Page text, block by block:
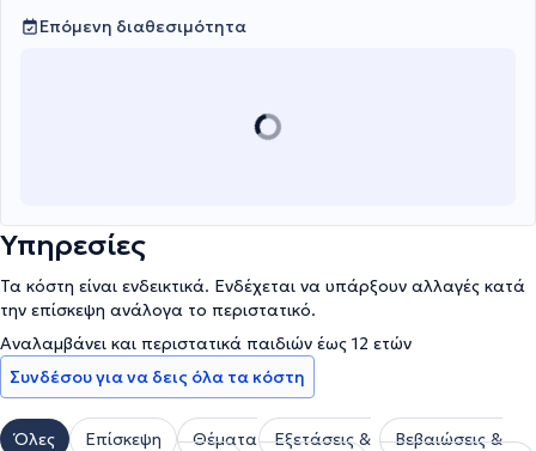
Επόμενη διαθεσιμότητα
Υπηρεσίες
Τα κόστη είναι ενδεικτικά. Ενδέχεται να υπάρξουν αλλαγές κατά
την επίσκεψη ανάλογα το περιστατικό.
Αναλαμβάνει και περιστατικά παιδιών έως 12 ετών
Συνδέσου για να δεις όλα τα κόστη
Όλες Επίσκεψη
Θέματα
Εξετάσεις &
Βεβαιώσεις &